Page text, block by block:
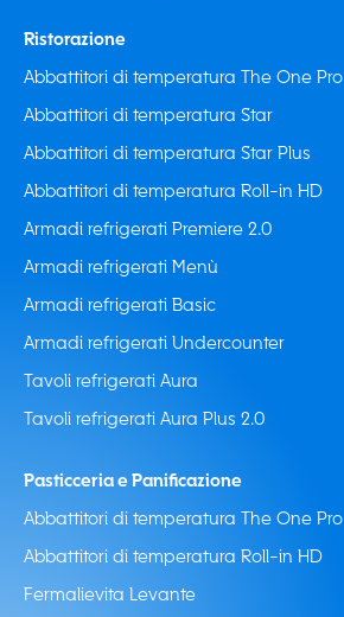
Ristorazione
Abbattitori di temperatura The One Pro
Abbattitori di temperatura Star
Abbattitori di temperatura Star Plus
Abbattitori di temperatura Roll-in HD
Armadi refrigerati Premiere 2.0
Armadi refrigerati Menù
Armadi refrigerati Basic
Armadi refrigerati Undercounter
Tavoli refrigerati Aura
Tavoli refrigerati Aura Plus 2.0
Pasticceria e Panificazione
Abbattitori di temperatura The One Pro
Abbattitori di temperatura Roll-in HD
Fermalievita Levante